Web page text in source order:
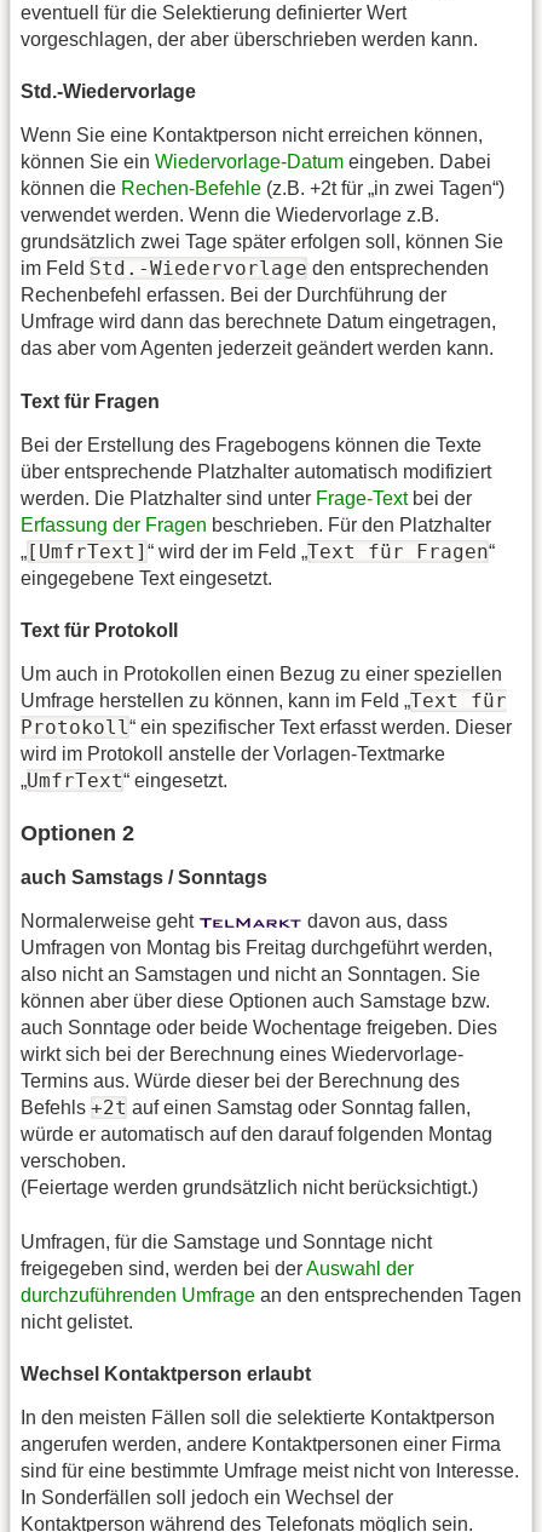
eventuell für die Selektierung definierter Wert
vorgeschlagen, der aber überschrieben werden kann.
Std.-Wiedervorlage
Wenn Sie eine Kontaktperson nicht erreichen können,
können Sie ein Wiedervorlage-Datum eingeben. Dabei
können die Rechen-Befehle (z.B. +2t für „in zwei Tagen“)
verwendet werden. Wenn die Wiedervorlage z.B.
grundsätzlich zwei Tage später erfolgen soll, können Sie
im Feld Std.-Wiedervorlage den entsprechenden
Rechenbefehl erfassen. Bei der Durchführung der
Umfrage wird dann das berechnete Datum eingetragen,
das aber vom Agenten jederzeit geändert werden kann.
Text für Fragen
Bei der Erstellung des Fragebogens können die Texte
über entsprechende Platzhalter automatisch modifiziert
werden. Die Platzhalter sind unter Frage-Textbei der
Erfassung der Fragen beschrieben. Für den Platzhalter
„[UmfrText] “ wird der im Feld „Text für Fragen“
eingegebene Text eingesetzt.
Text für Protokoll
Um auch in Protokollen einen Bezug zu einer speziellen
Umfrage herstellen zu können, kann im Feld „Text für
Protokoll“ ein spezifischer Text erfasst werden. Dieser
wird im Protokoll anstelle der Vorlagen-Textmarke
„UmfrText“ eingesetzt.
Optionen 2
auch Samstags / Sonntags
Normalerweise geht
davon aus, dass
Umfragen von Montag bis Freitag durchgeführt werden,
also nicht an Samstagen und nicht an Sonntagen. Sie
können aber über diese Optionen auch Samstage bzw.
auch Sonntage oder beide Wochentage freigeben. Dies
wirkt sich bei der Berechnung eines Wiedervorlage-
Termins aus. Würde dieser bei der Berechnung des
Befehls +2t auf einen Samstag oder Sonntag fallen,
würde er automatisch auf den darauf folgenden Montag
verschoben.
(Feiertage werden grundsätzlich nicht berücksichtigt.)
Umfragen, für die Samstage und Sonntage nicht
freigegeben sind, werden bei derAuswahl der
durchzuführenden Umfrage an den entsprechenden Tagen
nicht gelistet.
Wechsel Kontaktperson erlaubt
In den meisten Fällen soll die selektierte Kontaktperson
angerufen werden, andere Kontaktpersonen einer Firma
sind für eine bestimmte Umfrage meist nicht von Interesse.
In Sonderfällen soll jedoch ein Wechsel der
Kontaktperson während des Telefonats möglich sein.